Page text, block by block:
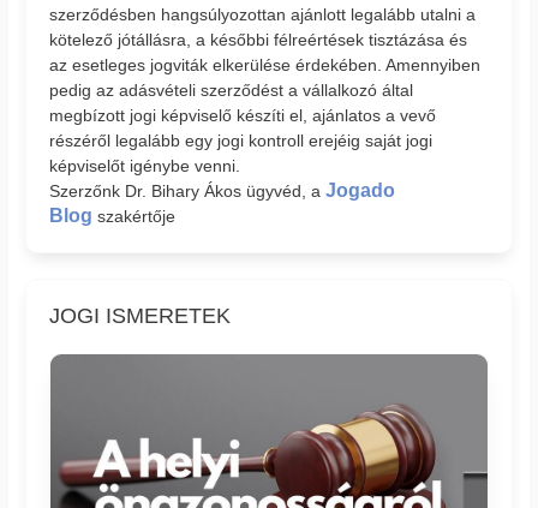
szerződésben hangsúlyozottan ajánlott legalább utalni a
kötelező jótállásra, a későbbi félreértések tisztázása és
az esetleges jogviták elkerülése érdekében. Amennyiben
pedig az adásvételi szerződést a vállalkozó által
megbízott jogi képviselő készíti el, ajánlatos a vevő
részéről legalább egy jogi kontroll erejéig saját jogi
képviselőt igénybe venni.
Szerzőnk Dr. Bihary Ákos ügyvéd, aJogado
Blogszakértője
JOGI ISMERETEK